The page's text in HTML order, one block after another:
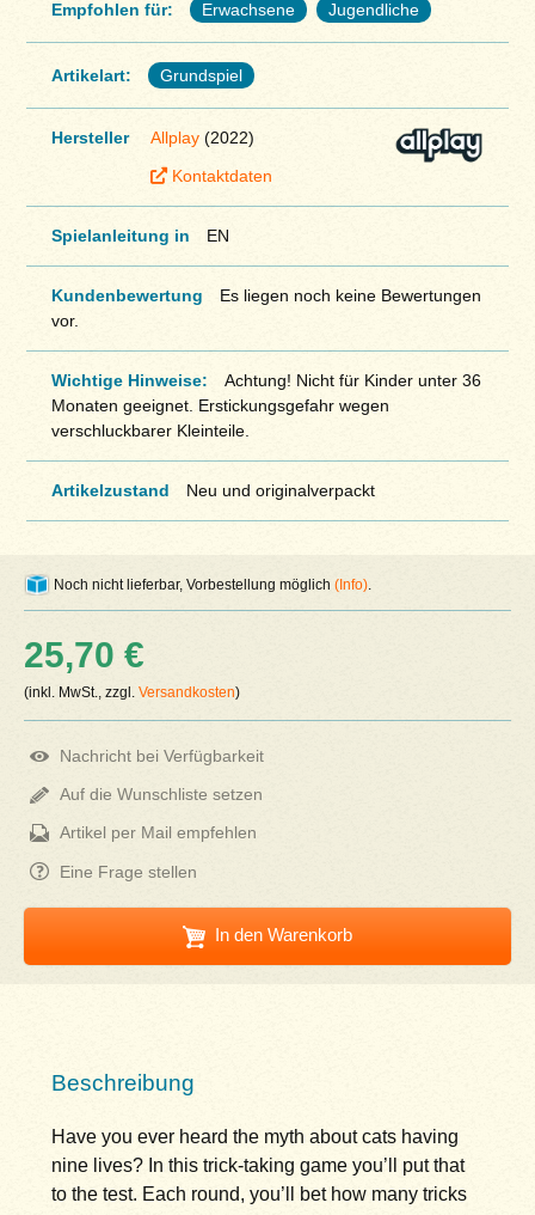
Empfohlen für: Erwachsene Jugendliche
Artikelart: Grundspiel
Hersteller Allplay(2022)
Kontaktdaten
Spielanleitung in EN
Kundenbewertung
Es liegen noch keine Bewertungen
vor.
Wichtige Hinweise:
Achtung! Nicht für Kinder unter 36
Monaten geeignet. Erstickungsgefahr wegen
verschluckbarer Kleinteile.
Artikelzustand Neu und originalverpackt
Noch nicht lieferbar, Vorbestellung möglich(Info)
25,70 €
(inkl. MwSt., zzgl.Versandkosten)
Nachricht bei Verfügbarkeit
Auf die Wunschliste setzen
Artikel per Mail empfehlen
Eine Frage stellen
In den Warenkorb
Beschreibung
Have you ever heard the myth about cats having
nine lives? In this trick-taking game you’ll put that
to the test. Each round, you’ll bet how many tricks